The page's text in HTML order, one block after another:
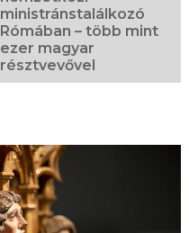
ministránstalálkozó
Rómában – több mint
ezer magyar
résztvevővel